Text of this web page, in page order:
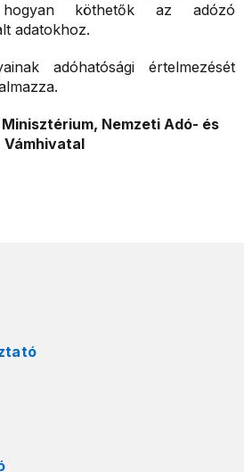
köthetők az adózó
adatokhoz.
adóhatósági értelmezését
Nemzeti Adó- és
Vámhivatal